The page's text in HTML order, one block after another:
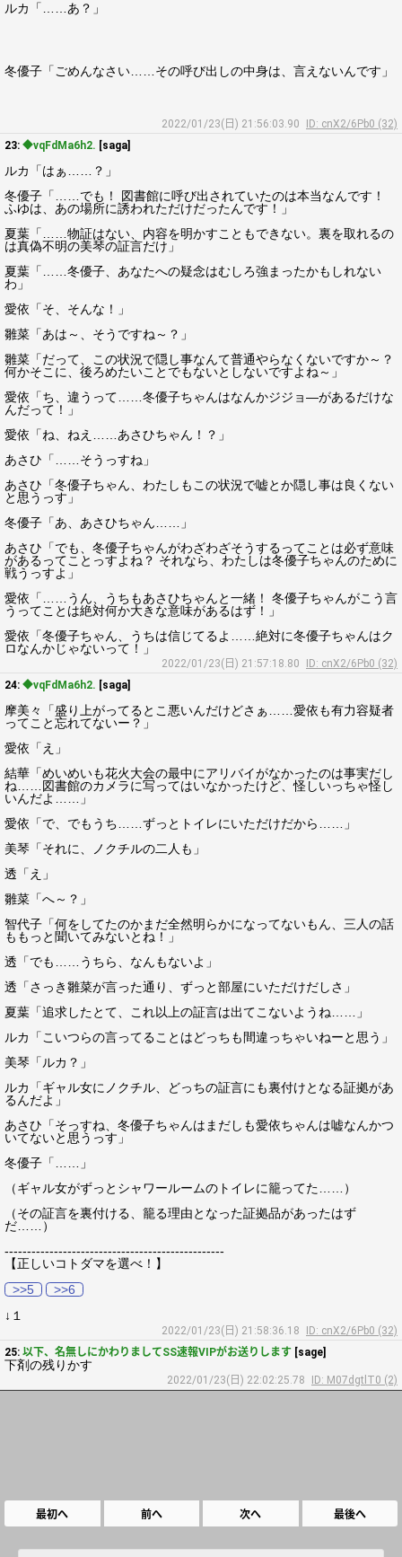
ルカ「……あ？」
冬優子「ごめんなさい……その呼び出しの中身は、言えないんです」
2022/01/23(日) 21:56:03.90
ID: cnX2/6Pb0 (32)
23: ◆vqFdMa6h2. [saga]
ルカ「はぁ……？」
冬優子「……でも！ 図書館に呼び出されていたのは本当なんです！
ふゆは、あの場所に誘われただけだったんです！」
夏葉「……物証はない、内容を明かすこともできない。裏を取れるの
は真偽不明の美琴の証言だけ」
夏葉「……冬優子、あなたへの疑念はむしろ強まったかもしれない
わ」
愛依「そ、そんな！」
雛菜「あは～、そうですね～？」
雛菜「だって、この状況で隠し事なんて普通やらなくないですか～？
何かそこに、後ろめたいことでもないとしないですよね～」
愛依「ち、違うって……冬優子ちゃんはなんかジジョ―があるだけな
んだって！」
愛依「ね、ねえ……あさひちゃん！？」
あさひ「……そうっすね」
あさひ「冬優子ちゃん、わたしもこの状況で嘘とか隠し事は良くない
と思うっす」
冬優子「あ、あさひちゃん……」
あさひ「でも、冬優子ちゃんがわざわざそうするってことは必ず意味
があるってことっすよね？ それなら、わたしは冬優子ちゃんのために
戦うっすよ」
愛依「……うん、うちもあさひちゃんと一緒！ 冬優子ちゃんがこう言
うってことは絶対何か大きな意味があるはず！」
愛依「冬優子ちゃん、うちは信じてるよ……絶対に冬優子ちゃんはク
ロなんかじゃないって！」
2022/01/23(日) 21:57:18.80
ID: cnX2/6Pb0 (32)
24: ◆vqFdMa6h2. [saga]
摩美々「盛り上がってるとこ悪いんだけどさぁ……愛依も有力容疑者
ってこと忘れてないー？」
愛依「え」
結華「めいめいも花火大会の最中にアリバイがなかったのは事実だし
ね……図書館のカメラに写ってはいなかったけど、怪しいっちゃ怪し
いんだよ……」
愛依「で、でもうち……ずっとトイレにいただけだから……」
美琴「それに、ノクチルの二人も」
透「え」
雛菜「へ～？」
智代子「何をしてたのかまだ全然明らかになってないもん、三人の話
ももっと聞いてみないとね！」
透「でも……うちら、なんもないよ」
透「さっき雛菜が言った通り、ずっと部屋にいただけだしさ」
夏葉「追求したとて、これ以上の証言は出てこないようね……」
ルカ「こいつらの言ってることはどっちも間違っちゃいねーと思う」
美琴「ルカ？」
ルカ「ギャル女にノクチル、どっちの証言にも裏付けとなる証拠があ
るんだよ」
あさひ「そっすね、冬優子ちゃんはまだしも愛依ちゃんは嘘なんかつ
いてないと思うっす」
冬優子「……」
（ギャル女がずっとシャワールームのトイレに籠ってた……）
（その証言を裏付ける、籠る理由となった証拠品があったはず
だ……）
-------------------------------------------------
【正しいコトダマを選べ！】
>>5
>>6
↓１
2022/01/23(日) 21:58:36.18
ID: cnX2/6Pb0 (32)
25: 以下、名無しにかわりましてSS速報VIPがお送りします [sage]
下剤の残りかす
2022/01/23(日) 22:02:25.78 ID: M07dgtlT0 (2)
最初へ 前へ 次へ 最後へ